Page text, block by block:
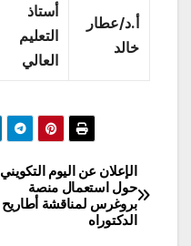
أ.د/عطار
خالد
أستاذ
التعليم
العالي
تصفّح
المقالات
الإعلان عن اليوم التكويني
حول استعمال منصة
بروغرس لمناقشة أطاريح
الدكتوراه